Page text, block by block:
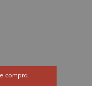
compra.